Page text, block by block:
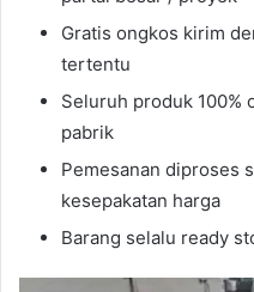
Gratis ongkos kirim
tertentu
Seluruh produk 100%
pabrik
Pemesanan diproses
kesepakatan harga
Barang selalu ready